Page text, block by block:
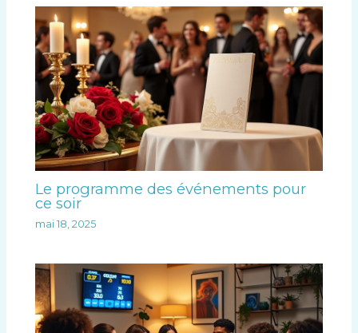
Le programme des événements pour
ce soir
mai 18, 2025